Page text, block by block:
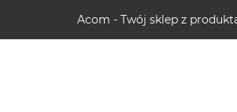
Acom - Twój sklep z